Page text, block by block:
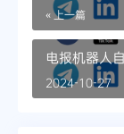
« 上一篇
电报机器人
2024-10-27